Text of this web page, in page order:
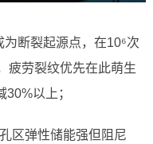
断裂起源点，在10⁶次
疲劳裂纹优先在此萌生
以上；
区弹性储能强但阻尼